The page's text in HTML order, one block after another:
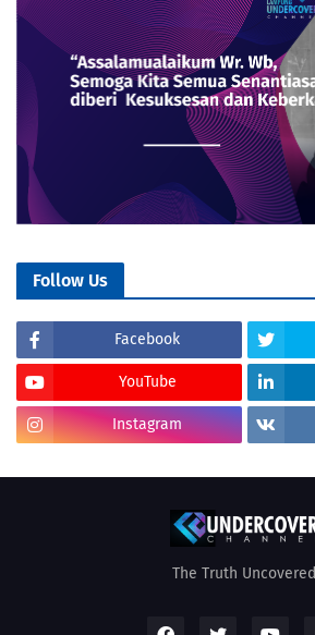
Follow Us
Facebook
YouTube
Instagram
The Truth Uncovered